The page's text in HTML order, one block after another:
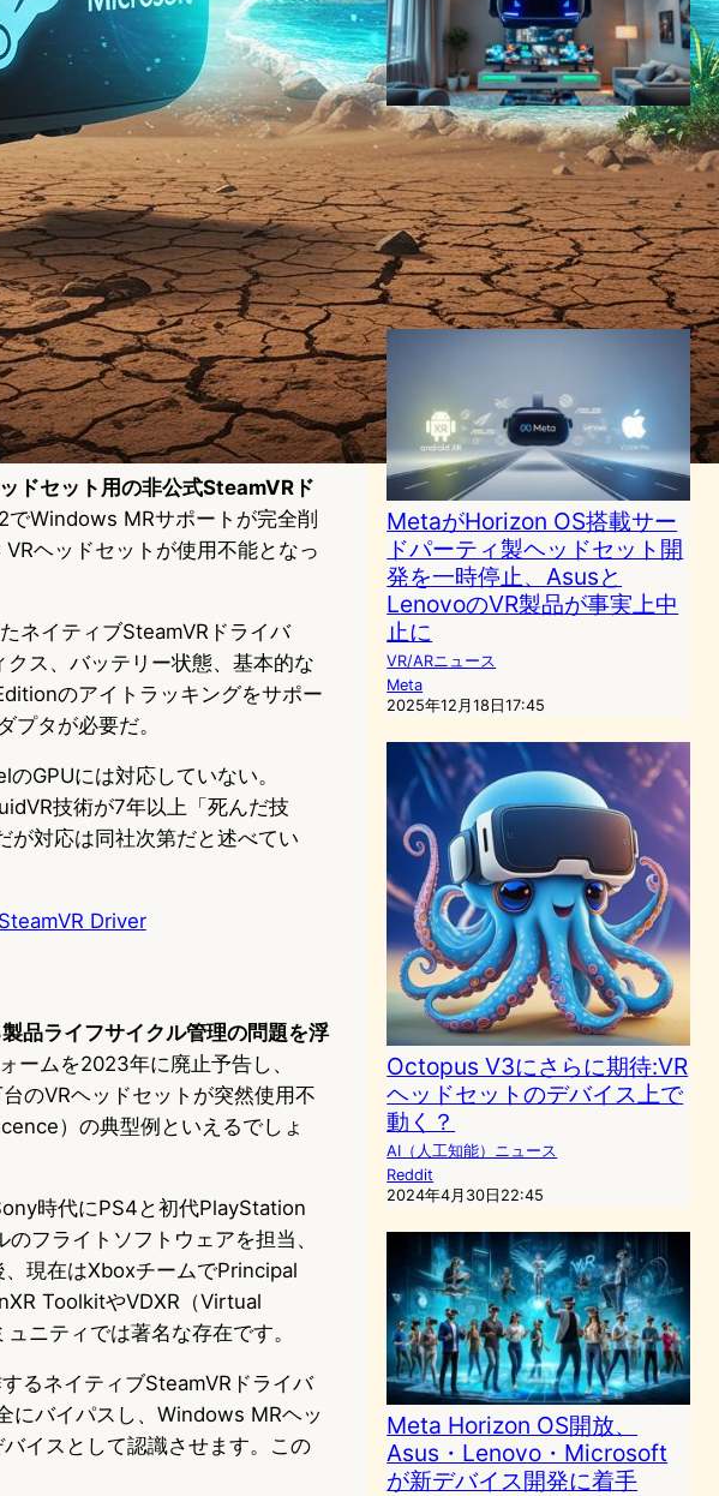
セット用の非公式SteamVRド
Windows MRサポートが完全削
ヘッドセットが使用不能となっ
ネイティブSteamVRドライバ
ス、バッテリー状態、基本的な
のアイトラッキングをサポー
タが必要だ。
GPUには対応していない。
技術が7年以上「死んだ技
が対応は同社次第だと述べてい
Driver
品ライフサイクル管理の問題を浮
ムを2023年に廃止予告し、
のVRヘッドセットが突然使用不
）の典型例といえるでしょ
時代にPS4と初代PlayStation
フライトソフトウェアを担当、
現在はXboxチームでPrincipal
ToolkitやVDXR（Virtual
ニティでは著名な存在です。
るネイティブSteamVRドライバ
にバイパスし、Windows MRヘッ
イスとして認識させます。この
Virtual Desktop、高性能MR
ヘッドセット「Play For
Dream MR」に対応開始 –
PC VRストリーミングの新た
な選択肢に
VR/ARニュース
2025年5月22日15:18
MetaがHorizon OS搭載サー
ドパーティ製ヘッドセット開
発を一時停止、Asusと
LenovoのVR製品が事実上中
止に
VR/ARニュース
Meta
2025年12月18日17:45
Octopus V3にさらに期待:VR
ヘッドセットのデバイス上で
動く？
AI（人工知能）ニュース
Reddit
2024年4月30日22:45
Meta Horizon OS開放、
Asus・Lenovo・Microsoft
が新デバイス開発に着手